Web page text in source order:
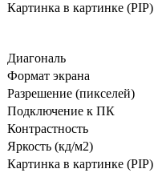
Картинка в картинке (PIP)
Диагональ
Формат экрана
Разрешение (пикселей)
Подключение к ПК
Контрастность
Яркость (кд/м2)
Картинка в картинке (PIP)